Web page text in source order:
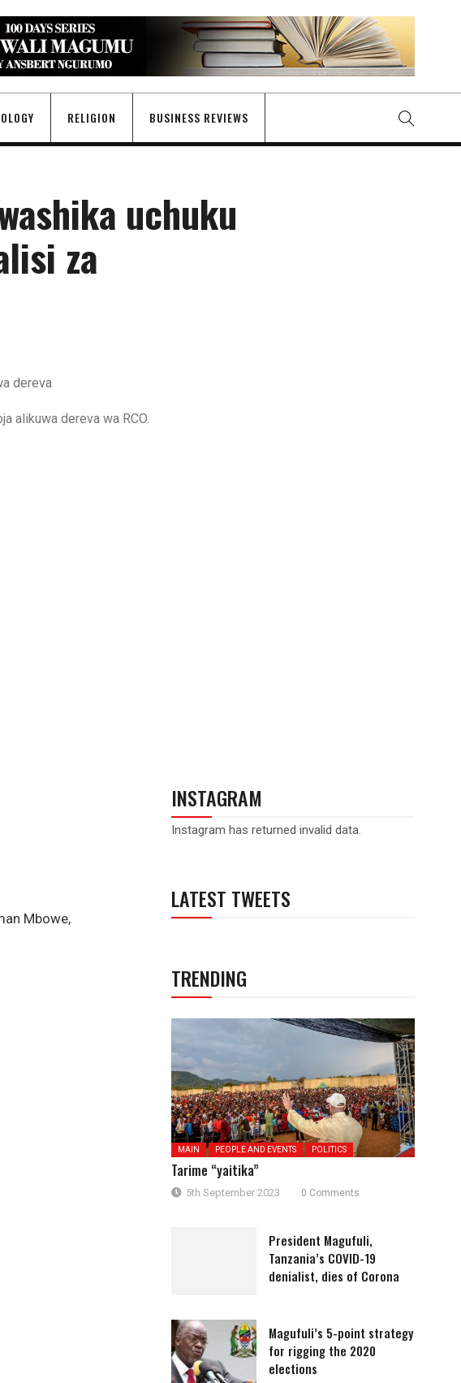
RELIGION BUSINESS REVIEWS
uchuku
za
dereva
alikuwa dereva wa RCO.
Mbowe,
INSTAGRAM
Instagram has returned invalid data.
LATEST TWEETS
TRENDING
MAIN PEOPLE AND EVENTS POLITICS
Tarime “yaitika”
5th September 2023 0 Comments
President Magufuli,
Tanzania’s COVID-19
denialist, dies of Corona
Magufuli’s 5-point strategy
for rigging the 2020
elections